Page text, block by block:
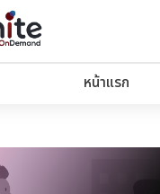
หน้าแรก